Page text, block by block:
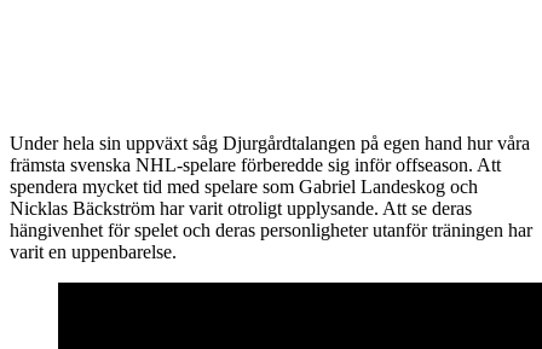
Under hela sin uppväxt såg Djurgårdtalangen på egen hand hur våra
främsta svenska NHL-spelare förberedde sig inför offseason. Att
spendera mycket tid med spelare som Gabriel Landeskog och
Nicklas Bäckström har varit otroligt upplysande. Att se deras
hängivenhet för spelet och deras personligheter utanför träningen har
varit en uppenbarelse.